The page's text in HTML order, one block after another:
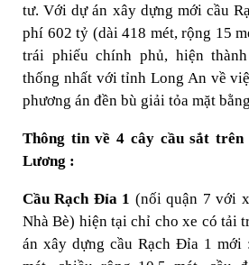
tư. Với dự án xây dựng mới cầu
phí 602 tỷ (dài 418 mét, rộng 15
trái phiếu chính phủ, hiện
thống nhất với tỉnh Long An về
phương án đền bù giải tỏa mặt
Thông tin về 4 cây cầu sắt
Lương :
Cầu Rạch Đỉa 1 (nối quận 7 với
Nhà Bè) hiện tại chỉ cho xe có tải
án xây dựng cầu Rạch Đỉa 1 mới